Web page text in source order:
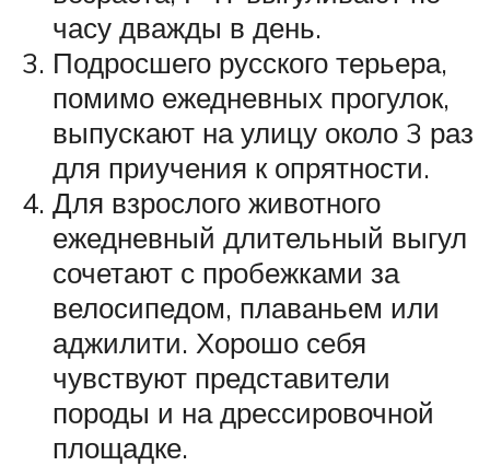
часу дважды в день.
Подросшего русского терьера,
помимо ежедневных прогулок,
выпускают на улицу около 3 раз
для приучения к опрятности.
Для взрослого животного
ежедневный длительный выгул
сочетают с пробежками за
велосипедом, плаваньем или
аджилити. Хорошо себя
чувствуют представители
породы и на дрессировочной
площадке.